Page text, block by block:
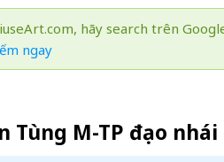
hãy search trên
ngay
Tùng M-TP đạo nhái